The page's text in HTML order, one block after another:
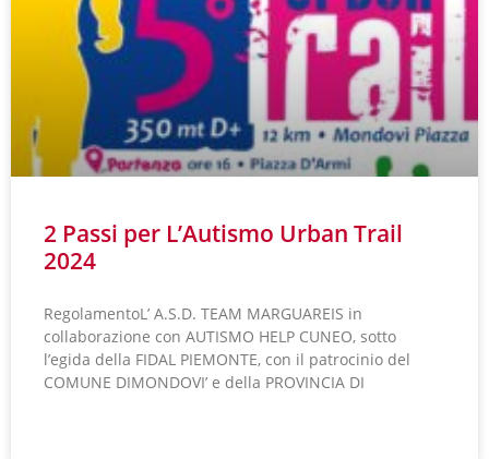
2 Passi per L’Autismo Urban Trail
2024
RegolamentoL’ A.S.D. TEAM MARGUAREIS in
collaborazione con AUTISMO HELP CUNEO, sotto
l’egida della FIDAL PIEMONTE, con il patrocinio del
COMUNE DIMONDOVI’ e della PROVINCIA DI